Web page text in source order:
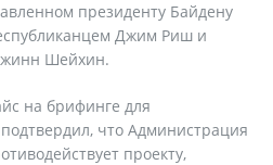
президенту Байдену
Джим Риш и
Шейхин.
на брифинге для
что Администрация
проекту,